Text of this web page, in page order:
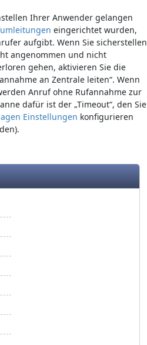
Ihrer Anwender gelangen
eingerichtet wurden,
aufgibt. Wenn Sie sicherstellen
angenommen und nicht
gehen, aktivieren Sie die
an Zentrale leiten“. Wenn
Anruf ohne Rufannahme zur
dafür ist der „Timeout“, den Sie
Einstellungen konfigurieren
(left side)